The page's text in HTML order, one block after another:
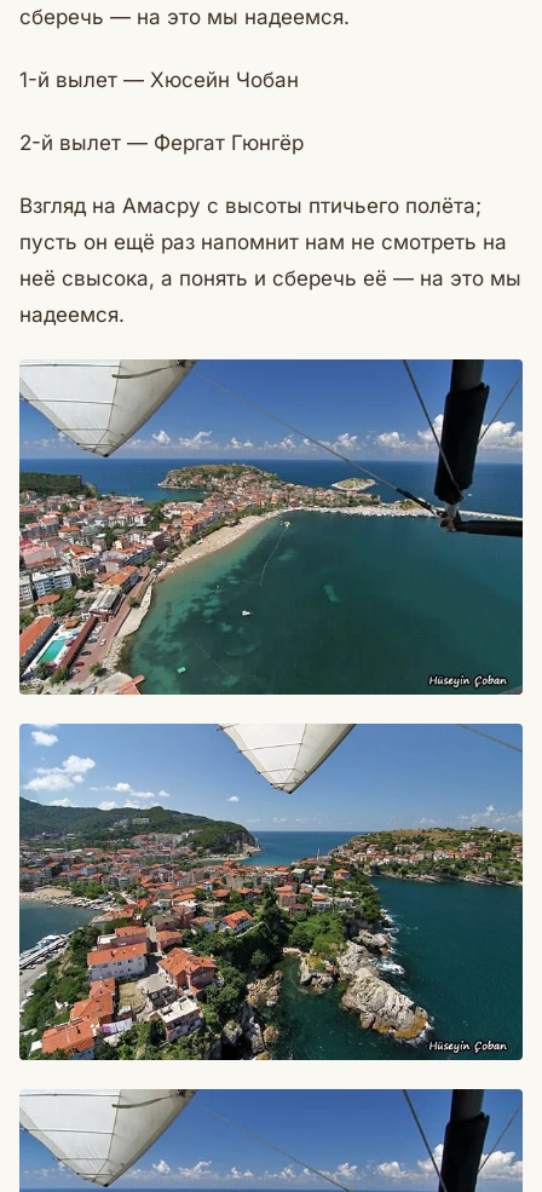
сберечь — на это мы надеемся.
1-й вылет — Хюсейн Чобан
2-й вылет — Фергат Гюнгёр
Взгляд на Амасру с высоты птичьего полёта;
пусть он ещё раз напомнит нам не смотреть на
неё свысока, а понять и сберечь её — на это мы
надеемся.